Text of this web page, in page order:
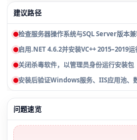
建议路径
检查服务器操作系统与SQL Server版本
启用.NET 4.6.2并安装VC++ 2015–2019运
关闭杀毒软件，以管理员身份运行安装包
安装后验证Windows服务、IIS应用池、
问题速览